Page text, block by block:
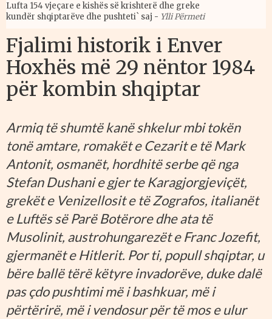
Lufta 154 vjeçare e kishës së krishterë dhe greke
kundër shqiptarëve dhe pushteti` saj - Ylli Përmeti
Fjalimi historik i Enver
Hoxhës më 29 nëntor 1984
për kombin shqiptar
Armiq të shumtë kanë shkelur mbi tokën
tonë amtare, romakët e Cezarit e të Mark
Antonit, osmanët, hordhitë serbe që nga
Stefan Dushani e gjer te Karagjorgjeviçët,
grekët e Venizellosit e të Zografos, italianët
e Luftës së Parë Botërore dhe ata të
Musolinit, austrohungarezët e Franc Jozefit,
gjermanët e Hitlerit. Por ti, popull shqiptar, u
bëre ballë tërë këtyre invadorëve, duke dalë
pas çdo pushtimi më i bashkuar, më i
përtërirë, më i vendosur për të mos e ulur